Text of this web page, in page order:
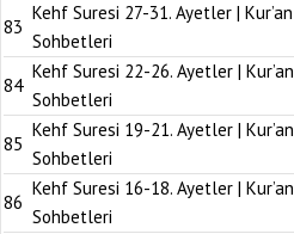
83
Kehf Suresi 27-31. Ayetler | Kur’an
Sohbetleri
84
Kehf Suresi 22-26. Ayetler | Kur’an
Sohbetleri
85
Kehf Suresi 19-21. Ayetler | Kur’an
Sohbetleri
86
Kehf Suresi 16-18. Ayetler | Kur’an
Sohbetleri